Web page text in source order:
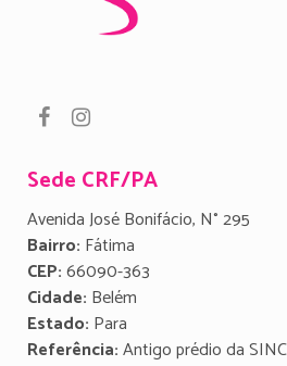
Sede CRF/PA
Avenida José Bonifácio, N° 295
Bairro: Fátima
CEP:66090-363
Cidade: Belém
Estado: Para
Referência:Antigo prédio da